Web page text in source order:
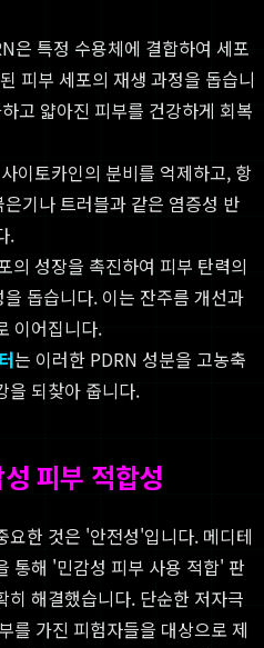
은 특정 수용체에 결합하여 세포
피부 세포의 재생 과정을 돕습니
고 얇아진 피부를 건강하게 회복
이토카인의 분비를 억제하고, 항
기나 트러블과 같은 염증성 반
.
의 성장을 촉진하여 피부 탄력의
돕습니다. 이는 잔주름 개선과
이어집니다.
는 이러한 PDRN 성분을 고농축
을 되찾아 줍니다.
피부 적합성
요한 것은 '안전성'입니다. 메디테
통해 '민감성 피부 사용 적합' 판
해결했습니다. 단순한 저자극
를 가진 피험자들을 대상으로 제